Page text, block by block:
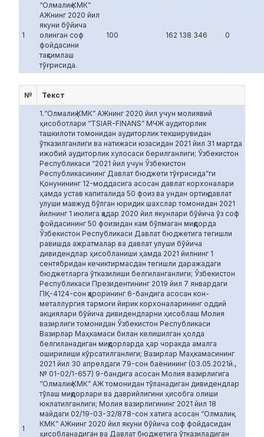
1
“Олмалиқ КМК”
АЖнинг 2020 йил
якуни бўйича
олинган соф
фойдасини
тақсимлаш
тўғрисида.
100 162 138 346 0
№ Текст
1
1.“Олмалиқ КМК” АЖнинг 2020 йил учун молиявий
ҳисоботлари “TSIAR-FINANS” МЧЖ аудиторлик
ташкилоти томонидан аудиторлик текширувидан
ўтказилганлиги ва натижаси юзасидан 2021 йил 31 мартда
ижобий аудиторлик хулосаси берилганлиги; Ўзбекистон
Республикаси “2021 йил учун Ўзбекистон
Республикасининг Давлат бюджети тўғрисида”ги
Қонунининг 12-моддасига асосан давлат корхоналари
ҳамда устав капиталида 50 фоиз ва ундан ортиқ давлат
улуши мавжуд бўлган юридик шахслар томонидан 2021
йилнинг 1 июлига қадар 2020 йил якунлари бўйича ўз соф
фойдасининг 50 фоизидан кам бўлмаган миқдорда
Ўзбекистон Республикаси Давлат бюджетига тегишли
равишда ажратмалар ва давлат улуши бўйича
дивидендлар ҳисобланиши ҳамда 2021 йилнинг 1
сентябридан кечиктирмасдан тегишли даражадаги
бюджетларга ўтказилиши белгиланганлиги; Ўзбекистон
Республикаси Президентининг 2019 йил 7 январдаги
ПҚ-4124-сон қарорининг 6-бандига асосан кон-
металлургия тармоғи йирик корхоналарининг оддий
акциялари бўйича дивидендларни ҳисоблаш Молия
вазирлиги томонидан Ўзбекистон Республикаси
Вазирлар Маҳкамаси билан келишилган ҳолда
белгиланадиган миқдорларда ҳар чоракда амалга
оширилиши кўрсатилганлиги; Вазирлар Маҳкамасининг
2021 йил 30 апрелдаги 79-сон баёнининг (03.05.2021й.,
№ 01-02/1-657) 9-бандига асосан Молия вазирлигига
“Олмалиқ КМК” АЖ томонидан тўланадиган дивидендлар
тўлаш миқдорлари ва даврийлигини ҳисобга олиши
юклатилганлиги; Молия вазирлигининг 2021 йил 18
майдаги 02/19-03-32/878-сон хатига асосан “Олмалиқ
КМК” АЖнинг 2020 йил якуни бўйича соф фойдасидан
ҳисобланадиган ва Давлат бюджетига ўтказиладиган